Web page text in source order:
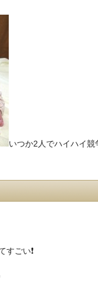
いつか2人でハイハイ競
ごい❗